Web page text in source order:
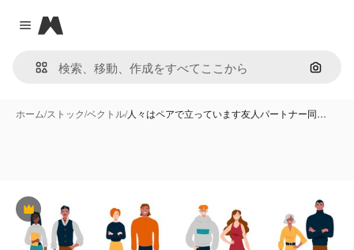
Close menu
Magnific
画像で
ホーム/ストック/ベクトル/人々はペアで立っています友人パートナー同…
Premium